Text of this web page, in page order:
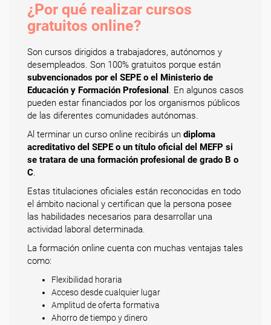
¿Por qué realizar cursos
gratuitos online?
Son cursos dirigidos a trabajadores, autónomos y
desempleados. Son 100% gratuitos porque están
subvencionados por el SEPE o el Ministerio de
Educación y Formación Profesional . En algunos casos
pueden estar financiados por los organismos públicos
de las diferentes comunidades autónomas.
Al terminar un curso online recibirás un diploma
acreditativo del SEPE o un título oficial del MEFP si
se tratara de una formación profesional de grado B o
C.
Estas titulaciones oficiales están reconocidas en todo
el ámbito nacional y certifican que la persona posee
las habilidades necesarios para desarrollar una
actividad laboral determinada.
La formación online cuenta con muchas ventajas tales
como:
Flexibilidad horaria
Acceso desde cualquier lugar
Amplitud de oferta formativa
Ahorro de tiempo y dinero